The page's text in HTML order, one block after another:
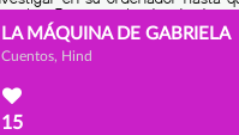
LA MÁQUINA DE GABRIELA
Cuentos, Hind
15